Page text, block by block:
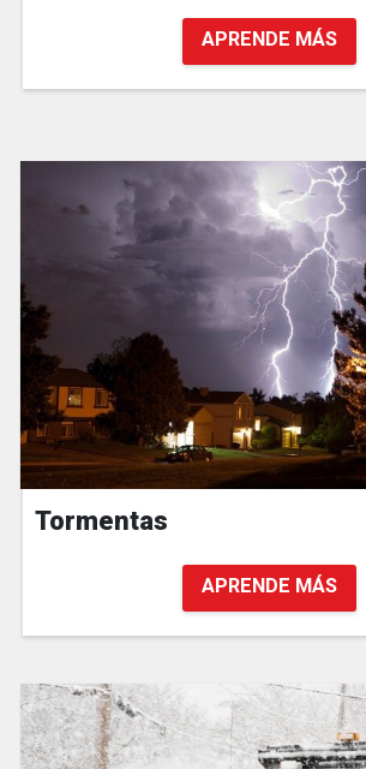
APRENDE MÁS
Tormentas
APRENDE MÁS